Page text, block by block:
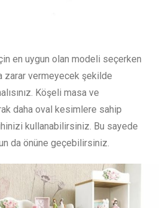
en uygun olan modeli seçerken
zarar vermeyecek şekilde
Köşeli masa ve
daha oval kesimlere sahip
kullanabilirsiniz. Bu sayede
da önüne geçebilirsiniz.